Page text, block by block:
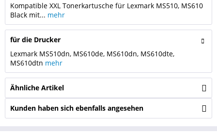
Kompatible XXL Tonerkartusche für Lexmark MS510, MS610
Black mit... mehr
für die Drucker
Lexmark MS510dn, MS610de, MS610dn, MS610dte,
MS610dtn mehr
Ähnliche Artikel
Kunden haben sich ebenfalls angesehen